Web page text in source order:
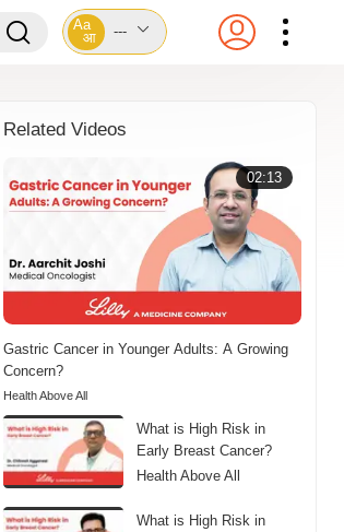
Aa
आ
---
Related Videos
02:13
Gastric Cancer in Younger Adults: A Growing
Concern?
Health Above All
What is High Risk in
Early Breast Cancer?
Health Above All
What is High Risk in